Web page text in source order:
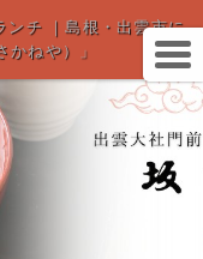
ンチ ｜島根・出雲市に
かねや）」